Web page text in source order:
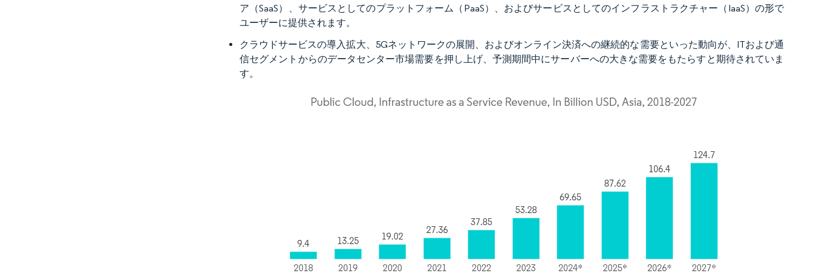
ア（SaaS）、サービスとしてのプラットフォーム（PaaS）、およびサービスとしてのインフラストラクチャー（IaaS）の形で
ユーザーに提供されます。
クラウドサービスの導入拡大、5Gネットワークの展開、およびオンライン決済への継続的な需要といった動向が、ITおよび通
信セグメントからのデータセンター市場需要を押し上げ、予測期間中にサーバーへの大きな需要をもたらすと期待されていま
す。